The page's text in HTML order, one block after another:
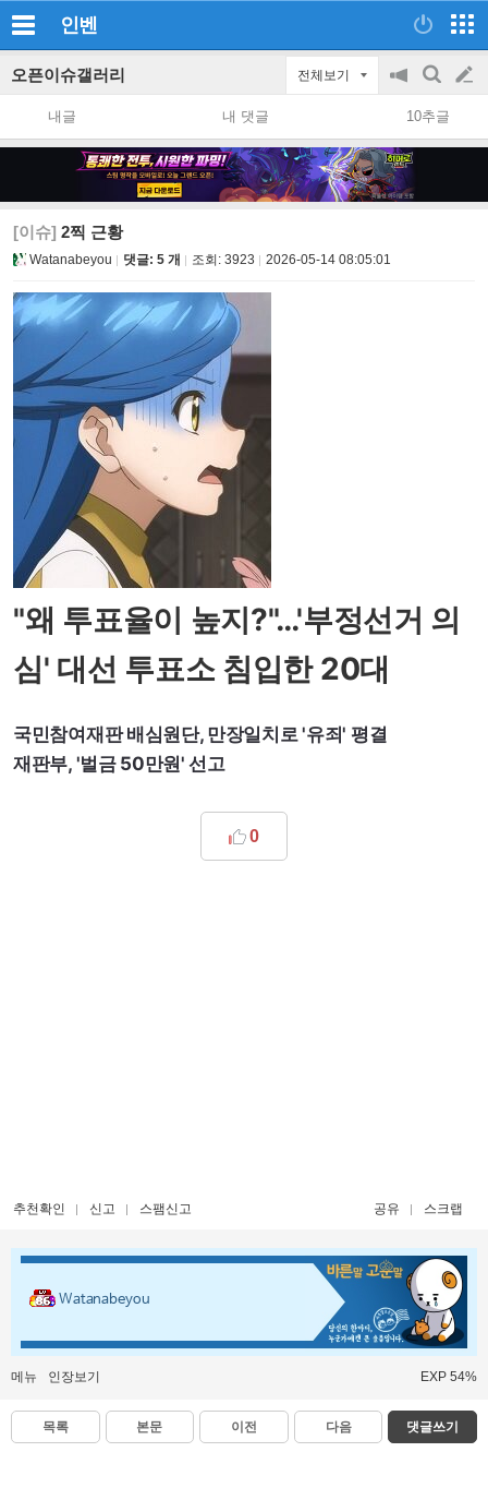
인벤
오픈이슈갤러리 전체보기
공
지
on/off
검
색
글
쓰
내글 내 댓글 10추글
[이슈] 2찍 근황
Watanabeyou 댓글: 5 개 조회: 3923 2026-05-14 08:05:01
"왜 투표율이 높지?"…'부정선거 의
심' 대선 투표소 침입한 20대
국민참여재판 배심원단, 만장일치로 '유죄' 평결
재판부, '벌금 50만원' 선고
0
추천확인 신고 스팸신고 공유 스크랩
Watanabeyou
메뉴 인장보기 EXP 54%
목록 본문 이전 다음 댓글쓰기